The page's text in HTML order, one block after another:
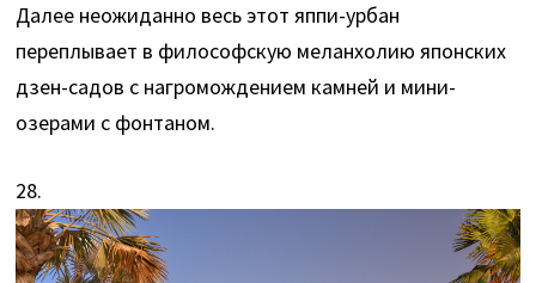
Далее неожиданно весь этот яппи-урбан
переплывает в философскую меланхолию японских
дзен-садов с нагромождением камней и мини-
озерами с фонтаном.
28.